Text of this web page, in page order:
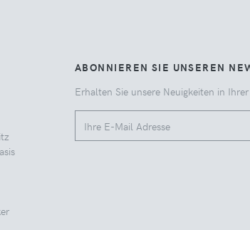
ABONNIEREN SIE UNSEREN
Erhalten Sie unsere Neuigkeiten in